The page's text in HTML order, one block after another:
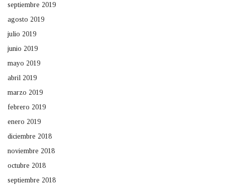
septiembre 2019
agosto 2019
julio 2019
junio 2019
mayo 2019
abril 2019
marzo 2019
febrero 2019
enero 2019
diciembre 2018
noviembre 2018
octubre 2018
septiembre 2018